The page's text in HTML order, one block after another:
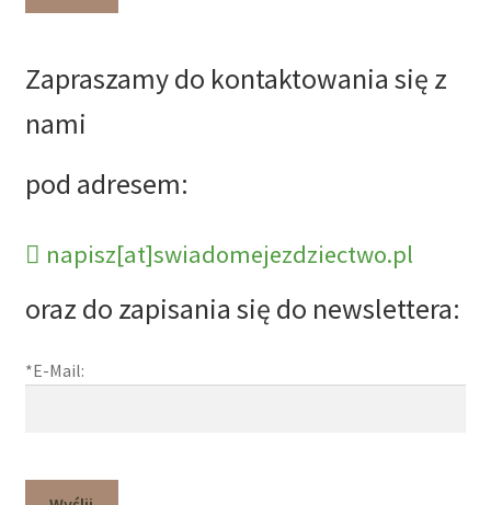
Zapraszamy do kontaktowania się z
nami
pod adresem:
napisz[at]swiadomejezdziectwo.pl
oraz do zapisania się do newslettera:
*E-Mail: